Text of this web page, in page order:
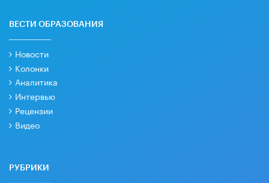
ВЕСТИ ОБРАЗОВАНИЯ
Новости
Колонки
Аналитика
Интервью
Рецензии
Видео
РУБРИКИ